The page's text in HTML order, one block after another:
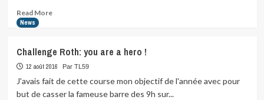
…
Read MoreRead
n’oubliez
pas
de
News
Challenge Roth: you are a hero !
12 août 2016 Par TL59
J'avais fait de cette course mon objectif de l'année avec pour
but de casser la fameuse barre des 9h sur...